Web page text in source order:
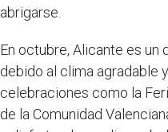
abrigarse.
En octubre, Alicante es
debido al clima agradable
celebraciones como la
de la Comunidad